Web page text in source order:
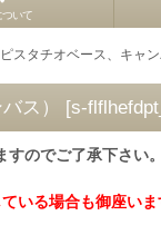
ついて
スタチオベース、キャン
ス） [s-
のでご了承下さい。
いる場合も御座い